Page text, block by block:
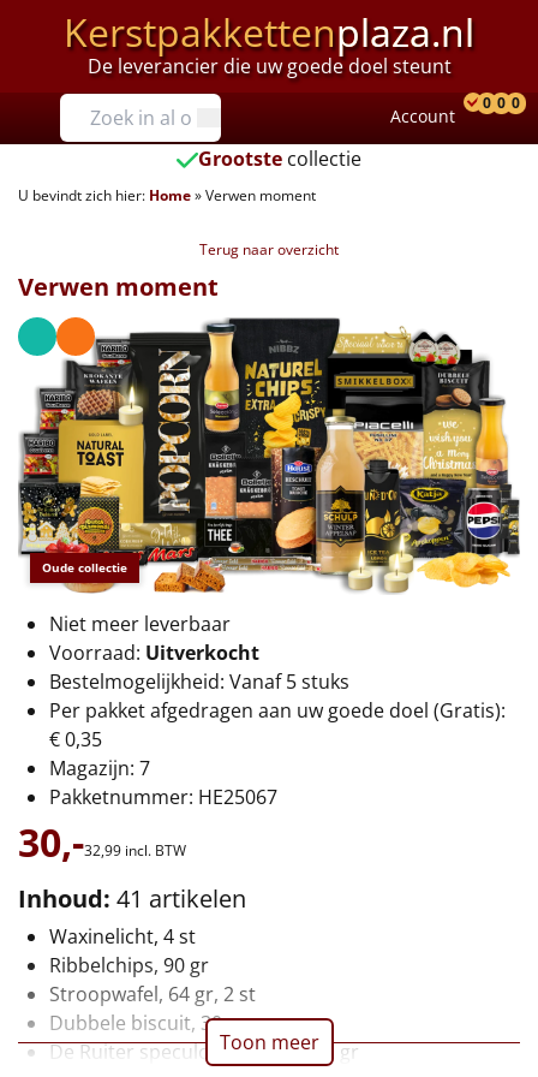
Kerstpakkettenplaza.nl
De leverancier die uw goede doel steunt
Prijzen
Tot €25
€25 tot €35
€40 tot €45
€45 tot €50
€50 tot €55
€55 tot €75
€75 tot €100
Alle kerstpakketten 2026
Thema
Origineel
Rituals
Luxe
Mannen
Vrouwen
Duurzaam
Account
0 0 0
Grootste collectie
U bevindt zich hier: Home»Verwen moment
Terug naar overzicht
Oude collectie
Verwen moment
Niet meer leverbaar
Voorraad: Uitverkocht
Bestelmogelijkheid: Vanaf 5 stuks
Per pakket afgedragen aan uw goede doel (Gratis):
€ 0,35
Magazijn: 7
Pakketnummer: HE25067
30,-32,99 incl. BTW
Inhoud: 41 artikelen
Waxinelicht, 4 st
Ribbelchips, 90 gr
Stroopwafel, 64 gr, 2 st
Dubbele biscuit, 30 gr
De Ruiter speculoos koekjes, 25 gr
Toon meer